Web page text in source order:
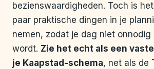
bezienswaardigheden. Toch is
paar praktische dingen in je
nemen, zodat je dag niet onnodig
wordt. Zie het echt als een
je Kaapstad-schema, net als de